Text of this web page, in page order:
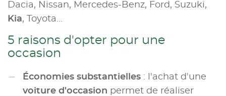
Dacia, Nissan, Mercedes-Benz, Ford, Suzuki,
Kia, Toyota...
5 raisons d'opter pour une
occasion
Économies substantielles : l'achat d'une
voiture d'occasion permet de réaliser